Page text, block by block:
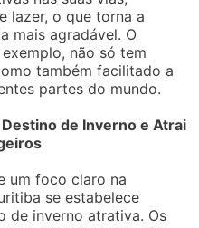
lazer, o que torna a
mais agradável. O
não só tem
também facilitado a
partes do mundo.
de Inverno e Atrai
um foco claro na
se estabelece
de inverno atrativa. Os